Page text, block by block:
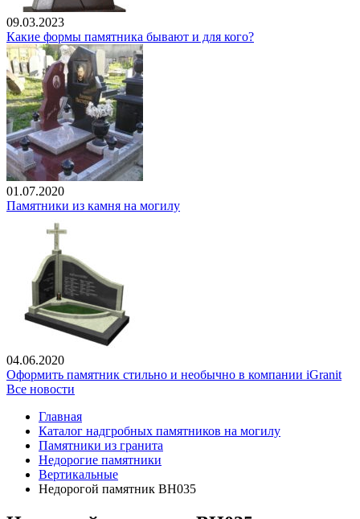
09.03.2023
Какие формы памятника бывают и для кого?
01.07.2020
Памятники из камня на могилу
04.06.2020
Оформить памятник стильно и необычно в компании iGranit
Все новости
Главная
Каталог надгробных памятников на могилу
Памятники из гранита
Недорогие памятники
Вертикальные
Недорогой памятник ВН035